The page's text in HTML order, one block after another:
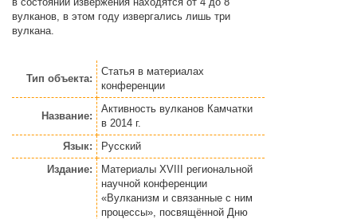
вулканов, в этом году извергались лишь три
вулкана.
Тип объекта:
Статья в материалах
конференции
Название:
Активность вулканов Камчатки
в 2014 г.
Язык:
Русский
Издание:
Материалы XVIII региональной
научной конференции
«Вулканизм и связанные с ним
процессы», посвящённой Дню